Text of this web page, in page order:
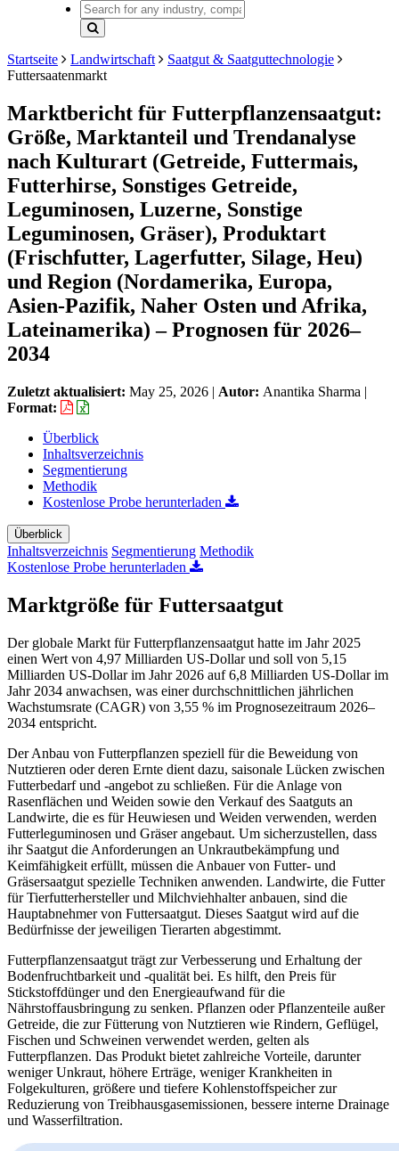
Startseite Landwirtschaft
Saatgut & Saatguttechnologie
Futtersaatenmarkt
Marktbericht für Futterpflanzensaatgut:
Größe, Marktanteil und Trendanalyse
nach Kulturart (Getreide, Futtermais,
Futterhirse, Sonstiges Getreide,
Leguminosen, Luzerne, Sonstige
Leguminosen, Gräser), Produktart
(Frischfutter, Lagerfutter, Silage, Heu)
und Region (Nordamerika, Europa,
Asien-Pazifik, Naher Osten und Afrika,
Lateinamerika) – Prognosen für 2026–
2034
Zuletzt aktualisiert: May 25, 2026 | Autor: Anantika Sharma |
Format:
Überblick
Inhaltsverzeichnis
Segmentierung
Methodik
Kostenlose Probe herunterladen
Überblick
Inhaltsverzeichnis Segmentierung Methodik
Kostenlose Probe herunterladen
Marktgröße für Futtersaatgut
Der globale Markt für Futterpflanzensaatgut hatte im Jahr 2025
einen Wert von 4,97 Milliarden US-Dollar und soll von 5,15
Milliarden US-Dollar im Jahr 2026 auf 6,8 Milliarden US-Dollar im
Jahr 2034 anwachsen, was einer durchschnittlichen jährlichen
Wachstumsrate (CAGR) von 3,55 % im Prognosezeitraum 2026–
2034 entspricht.
Der Anbau von Futterpflanzen speziell für die Beweidung von
Nutztieren oder deren Ernte dient dazu, saisonale Lücken zwischen
Futterbedarf und -angebot zu schließen. Für die Anlage von
Rasenflächen und Weiden sowie den Verkauf des Saatguts an
Landwirte, die es für Heuwiesen und Weiden verwenden, werden
Futterleguminosen und Gräser angebaut. Um sicherzustellen, dass
ihr Saatgut die Anforderungen an Unkrautbekämpfung und
Keimfähigkeit erfüllt, müssen die Anbauer von Futter- und
Gräsersaatgut spezielle Techniken anwenden. Landwirte, die Futter
für Tierfutterhersteller und Milchviehhalter anbauen, sind die
Hauptabnehmer von Futtersaatgut. Dieses Saatgut wird auf die
Bedürfnisse der jeweiligen Tierarten abgestimmt.
Futterpflanzensaatgut trägt zur Verbesserung und Erhaltung der
Bodenfruchtbarkeit und -qualität bei. Es hilft, den Preis für
Stickstoffdünger und den Energieaufwand für die
Nährstoffausbringung zu senken. Pflanzen oder Pflanzenteile außer
Getreide, die zur Fütterung von Nutztieren wie Rindern, Geflügel,
Fischen und Schweinen verwendet werden, gelten als
Futterpflanzen. Das Produkt bietet zahlreiche Vorteile, darunter
weniger Unkraut, höhere Erträge, weniger Krankheiten in
Folgekulturen, größere und tiefere Kohlenstoffspeicher zur
Reduzierung von Treibhausgasemissionen, bessere interne Drainage
und Wasserfiltration.